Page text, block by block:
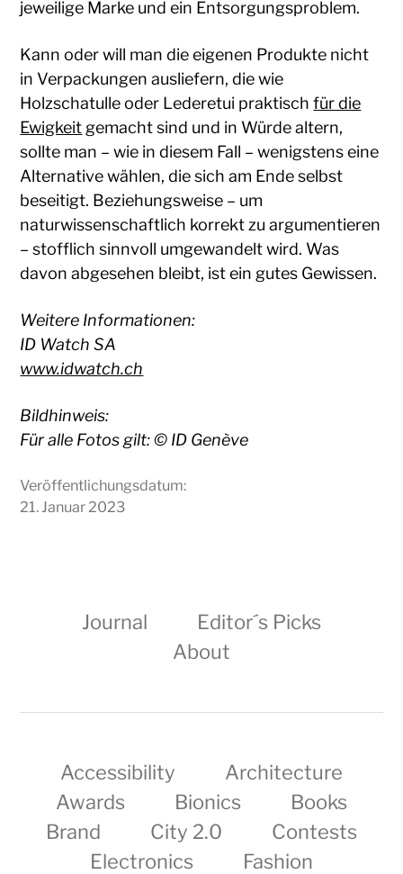
jeweilige Marke und ein Entsorgungsproblem.
Kann oder will man die eigenen Produkte nicht
in Verpackungen ausliefern, die wie
Holzschatulle oder Lederetui praktischfür die
Ewigkeit gemacht sind und in Würde altern,
sollte man – wie in diesem Fall – wenigstens eine
Alternative wählen, die sich am Ende selbst
beseitigt. Beziehungsweise – um
naturwissenschaftlich korrekt zu argumentieren
– stofflich sinnvoll umgewandelt wird. Was
davon abgesehen bleibt, ist ein gutes Gewissen.
Weitere Informationen:
ID Watch SA
www.idwatch.ch
Bildhinweis:
Für alle Fotos gilt: © ID Genève
Veröffentlichungsdatum:
21. Januar 2023
Journal
Editor´s Picks
About
Accessibility
Architecture
Awards
Bionics
Books
Brand
City 2.0
Contests
Electronics
Fashion